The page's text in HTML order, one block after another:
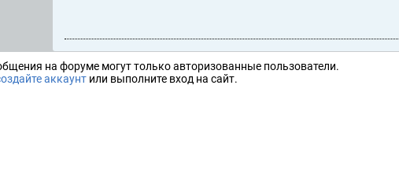
на форуме могут только авторизованные пользователи.
аккаунт или выполните вход на сайт.